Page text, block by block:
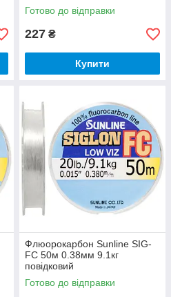
Готово до відправки
227 ₴
Купити
Флюорокарбон Sunline SIG-
FC 50м 0.38мм 9.1кг
повідковий
Готово до відправки